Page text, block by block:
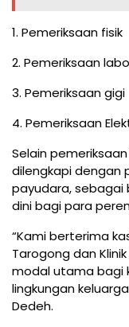
1. Pemeriksaan fisik
2. Pemeriksaan
3. Pemeriksaan gigi
4. Pemeriksaan
Selain
dilengkapi dengan
payudara, sebagai
dini bagi para
“Kami berterima
Tarogong dan
modal utama bagi
lingkungan
Dedeh.